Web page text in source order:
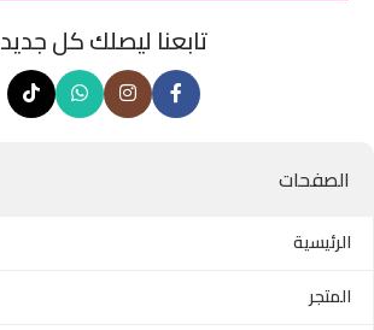
تابعنا ليصلك كل جديد
الصفحات
الرئيسية
المتجر